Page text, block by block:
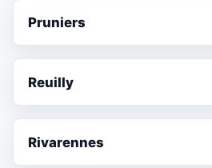
Pruniers
Reuilly
Rivarennes